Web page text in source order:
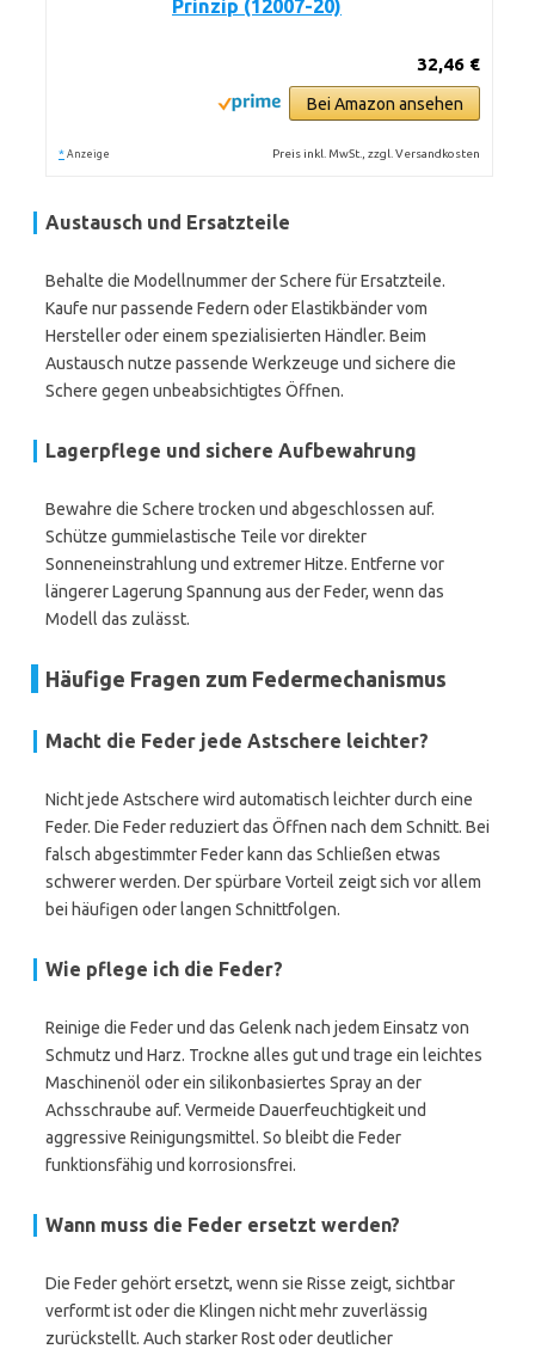
Prinzip (12007-20)
32,46 €
Bei Amazon ansehen
* Anzeige Preis inkl. MwSt., zzgl. Versandkosten
Austausch und Ersatzteile
Behalte die Modellnummer der Schere für Ersatzteile.
Kaufe nur passende Federn oder Elastikbänder vom
Hersteller oder einem spezialisierten Händler. Beim
Austausch nutze passende Werkzeuge und sichere die
Schere gegen unbeabsichtigtes Öffnen.
Lagerpflege und sichere Aufbewahrung
Bewahre die Schere trocken und abgeschlossen auf.
Schütze gummielastische Teile vor direkter
Sonneneinstrahlung und extremer Hitze. Entferne vor
längerer Lagerung Spannung aus der Feder, wenn das
Modell das zulässt.
Häufige Fragen zum Federmechanismus
Macht die Feder jede Astschere leichter?
Nicht jede Astschere wird automatisch leichter durch eine
Feder. Die Feder reduziert das Öffnen nach dem Schnitt. Bei
falsch abgestimmter Feder kann das Schließen etwas
schwerer werden. Der spürbare Vorteil zeigt sich vor allem
bei häufigen oder langen Schnittfolgen.
Wie pflege ich die Feder?
Reinige die Feder und das Gelenk nach jedem Einsatz von
Schmutz und Harz. Trockne alles gut und trage ein leichtes
Maschinenöl oder ein silikonbasiertes Spray an der
Achsschraube auf. Vermeide Dauerfeuchtigkeit und
aggressive Reinigungsmittel. So bleibt die Feder
funktionsfähig und korrosionsfrei.
Wann muss die Feder ersetzt werden?
Die Feder gehört ersetzt, wenn sie Risse zeigt, sichtbar
verformt ist oder die Klingen nicht mehr zuverlässig
zurückstellt. Auch starker Rost oder deutlicher